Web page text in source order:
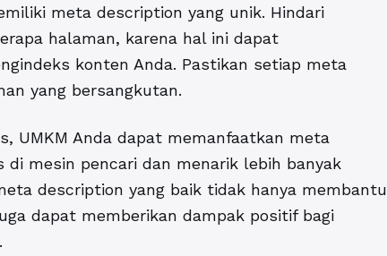
meta description yang unik. Hindari
halaman, karena hal ini dapat
konten Anda. Pastikan setiap meta
yang bersangkutan.
UMKM Anda dapat memanfaatkan meta
mesin pencari dan menarik lebih banyak
description yang baik tidak hanya membantu
dapat memberikan dampak positif bagi